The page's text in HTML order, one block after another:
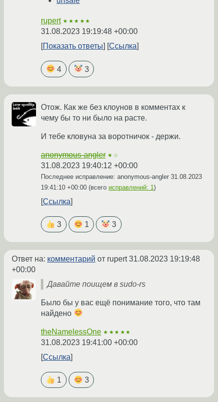
rupert ★★★★★
31.08.2023 19:19:48 +00:00
Показать ответы
Ссылка
4 3
Отож. Как же без клоунов в комментах к
чему бы то ни было на расте.
И тебе кловуна за воротничок - держи.
anonymous-angler ★☆
31.08.2023 19:40:12 +00:00
Последнее исправление: anonymous-angler 31.08.2023
19:41:10 +00:00 (всего исправлений: 1 )
Ссылка
3 1 3
Ответ на: комментарий от rupert31.08.2023 19:19:48
+00:00
Давайте поищем в sudo-rs
Было бы у вас ещё понимание того, что там
найдено
theNamelessOne ★★★★★
31.08.2023 19:41:00 +00:00
Ссылка
1 3